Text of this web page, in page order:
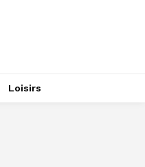
Loisirs